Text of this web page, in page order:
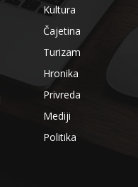
Kultura
Čajetina
Turizam
Hronika
Privreda
Mediji
Politika